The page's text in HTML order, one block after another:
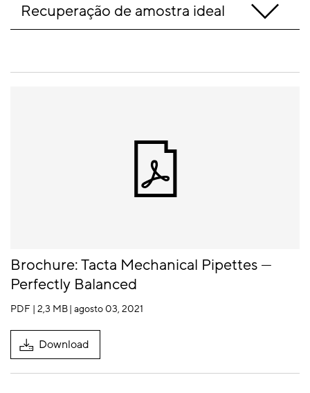
Recuperação de amostra ideal
Brochure: Tacta Mechanical Pipettes —
Perfectly Balanced
PDF | 2,3 MB| agosto 03, 2021
Download